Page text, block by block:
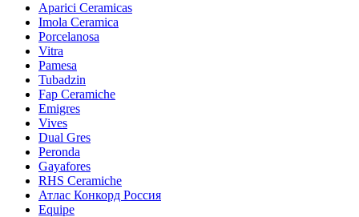
Aparici Ceramicas
Imola Ceramica
Porcelanosa
Vitra
Pamesa
Tubadzin
Fap Ceramiche
Emigres
Vives
Dual Gres
Peronda
Gayafores
RHS Ceramiche
Атлас Конкорд Россия
Equipe